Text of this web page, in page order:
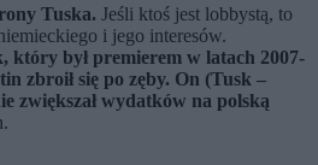
Tuska. Jeśli ktoś jest lobbystą, to
i jego interesów.
który był premierem w latach 2007-
zbroił się po zęby. On (Tusk –
zwiększał wydatków na polską